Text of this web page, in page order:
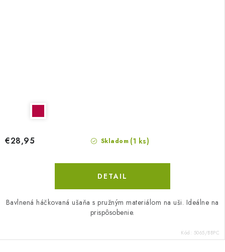
Skladom (1 ks)
€28,95
DETAIL
Bavlnená háčkovaná ušaňa s pružným materiálom na uši. Ideálne na
prispôsobenie.
Kód: 5065/BBPC